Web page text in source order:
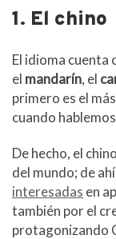
1. El chino
El idioma
el mandarín, el
primero es el
cuando
De hecho, el
del mundo; de
interesadas en
también por el
protagonizando